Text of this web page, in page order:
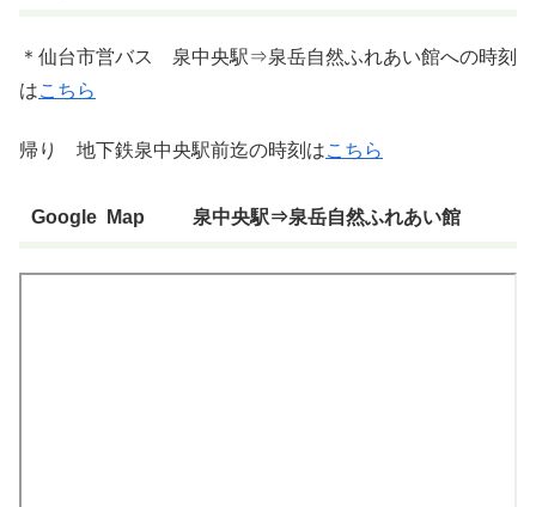
＊仙台市営バス 泉中央駅⇒泉岳自然ふれあい館への時刻
はこちら
帰り 地下鉄泉中央駅前迄の時刻はこちら
Google Map 泉中央駅⇒泉岳自然ふれあい館